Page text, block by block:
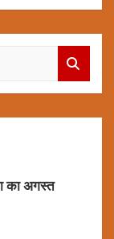
का अगस्त